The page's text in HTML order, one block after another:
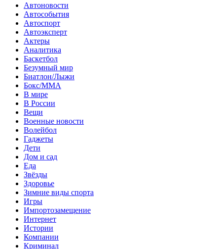
Автоновости
Автособытия
Автоспорт
Автоэксперт
Актеры
Аналитика
Баскетбол
Безумный мир
Биатлон/Лыжи
Бокс/MMA
В мире
В России
Вещи
Военные новости
Волейбол
Гаджеты
Дети
Дом и сад
Еда
Звёзды
Здоровье
Зимние виды спорта
Игры
Импортозамещение
Интернет
Истории
Компании
Криминал